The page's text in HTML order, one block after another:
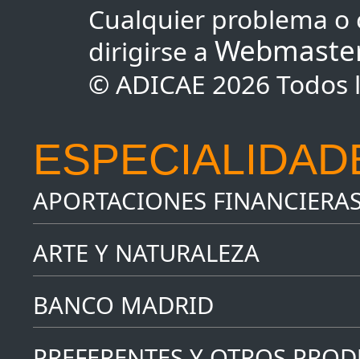
Cualquier problema
dirigirse a
© ADICAE 2026
APORTACIONES
ARTE Y NATURALEZA
BANCO MADRID